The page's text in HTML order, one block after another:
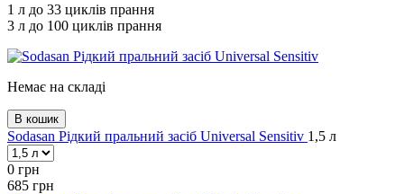
1 л до 33 циклів прання
3 л до 100 циклів прання
Немає на складі
В кошик
Sodasan Рідкий пральний засіб Universal Sensitiv 1,5 л
0 грн
685 грн